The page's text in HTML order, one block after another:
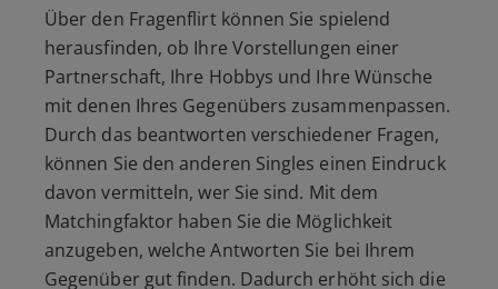
Über den Fragenflirt können Sie spielend
herausfinden, ob Ihre Vorstellungen einer
Partnerschaft, Ihre Hobbys und Ihre Wünsche
mit denen Ihres Gegenübers zusammenpassen.
Durch das beantworten verschiedener Fragen,
können Sie den anderen Singles einen Eindruck
davon vermitteln, wer Sie sind. Mit dem
Matchingfaktor haben Sie die Möglichkeit
anzugeben, welche Antworten Sie bei Ihrem
Gegenüber gut finden. Dadurch erhöht sich die